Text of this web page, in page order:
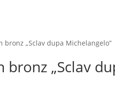
„Sclav dupa Michelangelo”
bronz „Sclav